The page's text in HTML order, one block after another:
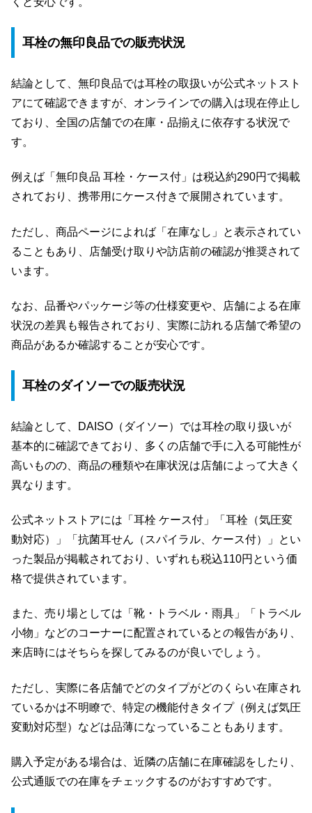
耳栓の無印良品での販売状況
結論として、無印良品では耳栓の取扱いが公式ネットスト
アにて確認できますが、オンラインでの購入は現在停止し
ており、全国の店舗での在庫・品揃えに依存する状況で
す。
例えば「無印良品 耳栓・ケース付」は税込約290円で掲載
されており、携帯用にケース付きで展開されています。
ただし、商品ページによれば「在庫なし」と表示されてい
ることもあり、店舗受け取りや訪店前の確認が推奨されて
います。
なお、品番やパッケージ等の仕様変更や、店舗による在庫
状況の差異も報告されており、実際に訪れる店舗で希望の
商品があるか確認することが安心です。
耳栓のダイソーでの販売状況
結論として、DAISO（ダイソー）では耳栓の取り扱いが
基本的に確認できており、多くの店舗で手に入る可能性が
高いものの、商品の種類や在庫状況は店舗によって大きく
異なります。
公式ネットストアには「耳栓 ケース付」「耳栓（気圧変
動対応）」「抗菌耳せん（スパイラル、ケース付）」とい
った製品が掲載されており、いずれも税込110円という価
格で提供されています。
また、売り場としては「靴・トラベル・雨具」「トラベル
小物」などのコーナーに配置されているとの報告があり、
来店時にはそちらを探してみるのが良いでしょう。
ただし、実際に各店舗でどのタイプがどのくらい在庫され
ているかは不明瞭で、特定の機能付きタイプ（例えば気圧
変動対応型）などは品薄になっていることもあります。
購入予定がある場合は、近隣の店舗に在庫確認をしたり、
公式通販での在庫をチェックするのがおすすめです。